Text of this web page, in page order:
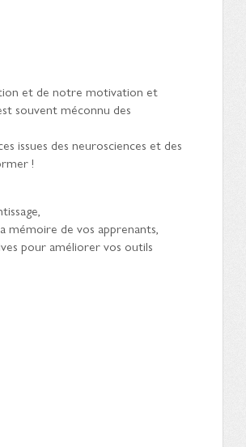
et de notre motivation et
souvent méconnu des
issues des neurosciences et des
!
de vos apprenants,
pour améliorer vos outils